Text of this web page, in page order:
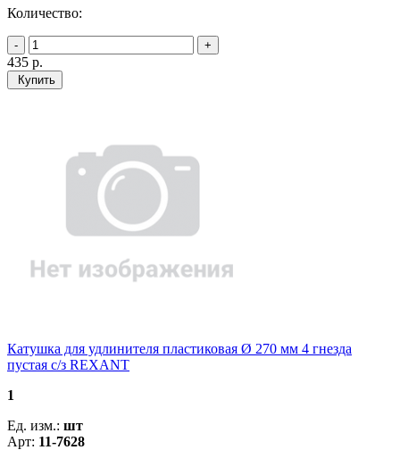
Количество:
435 р.
Купить
Катушка для удлинителя пластиковая Ø 270 мм 4 гнезда
пустая с/з REXANT
1
Ед. изм.: шт
Арт: 11-7628